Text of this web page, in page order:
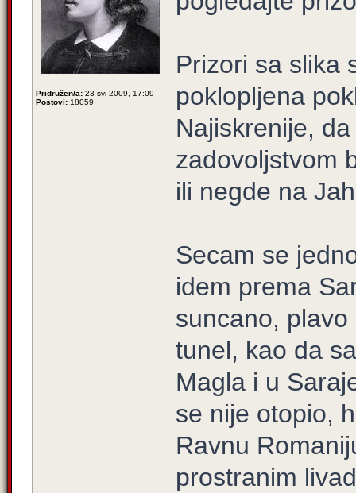
Pridružen/a: 23 svi 2009, 17:09
Postovi: 18059
Prizori sa slika
poklopljena
Najiskrenije,
zadovoljstvom
ili negde na
Secam se
idem prema
suncano,
tunel, kao da
Magla i u
se nije otopio,
Ravnu
prostranim